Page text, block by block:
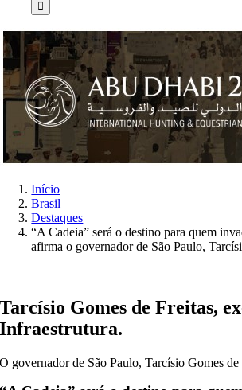
para:
Início
Brasil
Destaques
“A Cadeia” será o destino para quem
afirma o governador de São Paulo,
Tarcísio Gomes de Freitas,
Infraestrutura.
O governador de São Paulo, Tarcísio Gomes de